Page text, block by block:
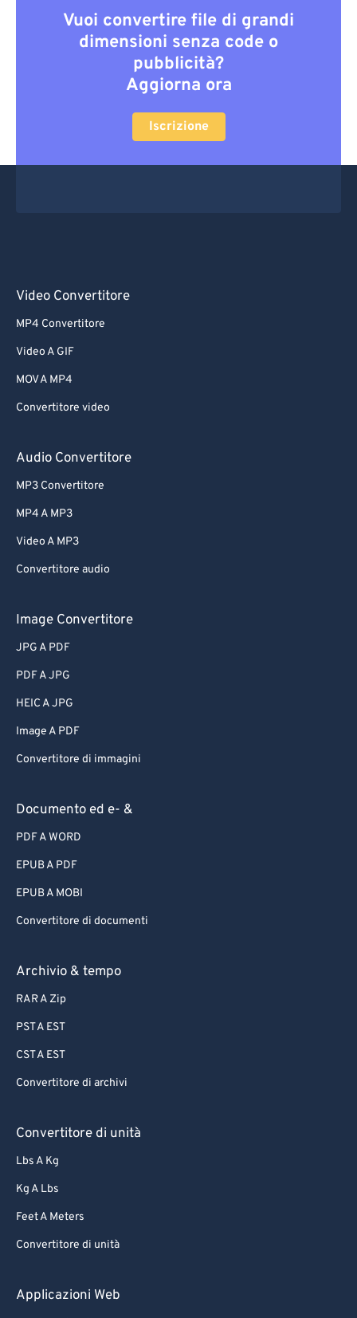
Vuoi convertire file di grandi
dimensioni senza code o
pubblicità?
Aggiorna ora
Iscrizione
Video Convertitore
MP4 Convertitore
Video A GIF
MOV A MP4
Convertitore video
Audio Convertitore
MP3 Convertitore
MP4 A MP3
Video A MP3
Convertitore audio
Image Convertitore
JPG A PDF
PDF A JPG
HEIC A JPG
Image A PDF
Convertitore di immagini
Documento ed e- &
PDF A WORD
EPUB A PDF
EPUB A MOBI
Convertitore di documenti
Archivio & tempo
RAR A Zip
PST A EST
CST A EST
Convertitore di archivi
Convertitore di unità
Lbs A Kg
Kg A Lbs
Feet A Meters
Convertitore di unità
Applicazioni Web